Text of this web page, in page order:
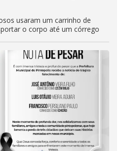
usaram um carrinho de
o corpo até um córrego